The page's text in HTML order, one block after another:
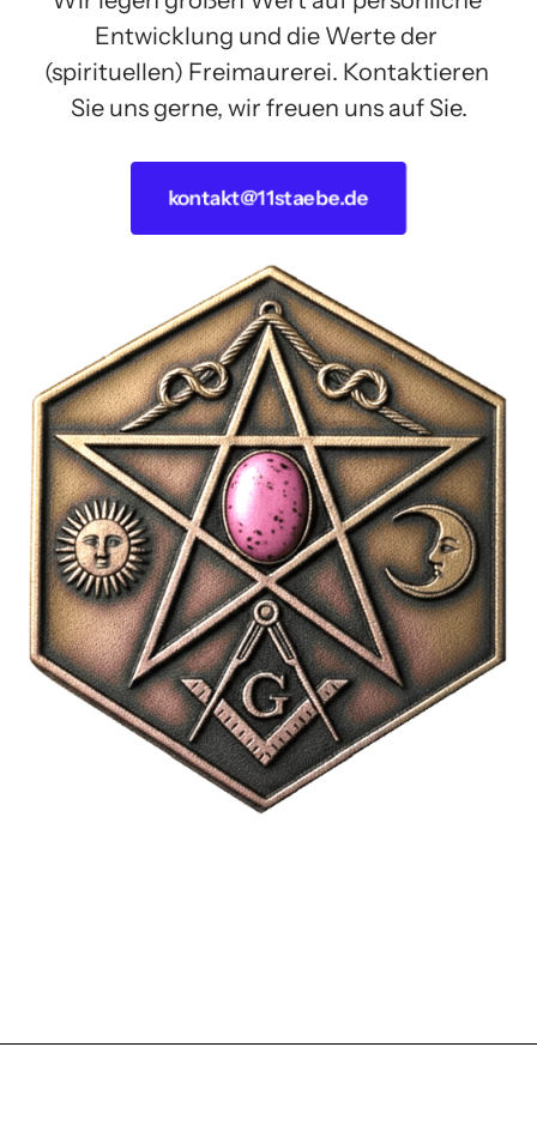
Entwicklung und die Werte der
(spirituellen) Freimaurerei. Kontaktieren
Sie uns gerne, wir freuen uns auf Sie.
kontakt@11staebe.de